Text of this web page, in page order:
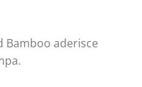
Bamboo aderisce